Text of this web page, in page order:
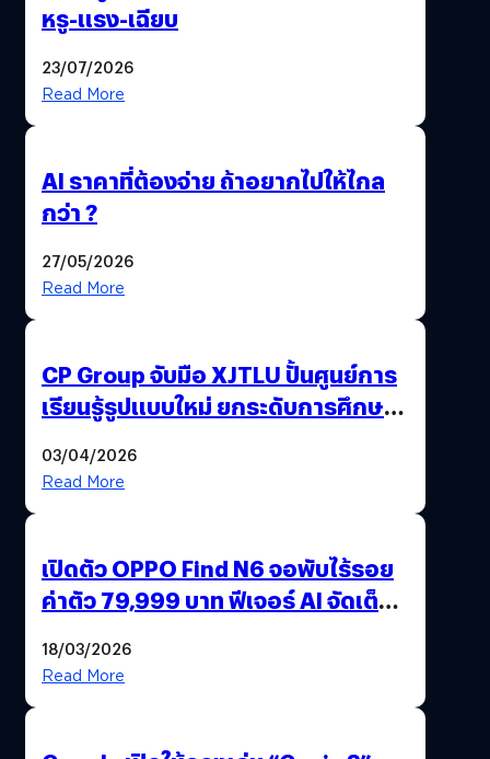
หรู-แรง-เฉียบ
23/07/2026
Read More
AI ราคาที่ต้องจ่าย ถ้าอยากไปให้ไกล
กว่า ?
27/05/2026
Read More
CP Group จับมือ XJTLU ปั้นศูนย์การ
เรียนรู้รูปแบบใหม่ ยกระดับการศึกษา
03/04/2026
Read More
เปิดตัว OPPO Find N6 จอพับไร้รอย
ค่าตัว 79,999 บาท ฟีเจอร์ AI จัดเต็ม
18/03/2026
Read More